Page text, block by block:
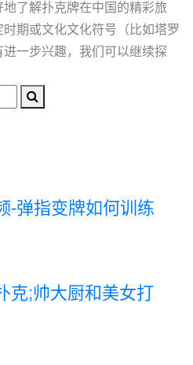
了解扑克牌在中国的精彩旅
期或文化文化符号（比如塔罗
一步兴趣，我们可以继续探
-弹指变牌如何训练
克;帅大厨和美女打